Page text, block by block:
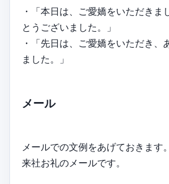
・「本日は、ご愛嬌をいただきま
とうございました。」
・「先日は、ご愛嬌をいただき、
ました。」
メール
メールでの文例をあげておきます。
来社お礼のメールです。